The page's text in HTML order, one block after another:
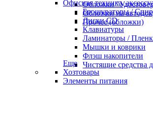
Обложки
Обложки на
Прочее (обложки)
Офисная техника,
Брошураторы /
Диски CD
Клавиатуры
Ламинаторы /
Мышки и коврики
Флэш накопители
Чистящие средства
Еще
Хозтовары
Элементы питания